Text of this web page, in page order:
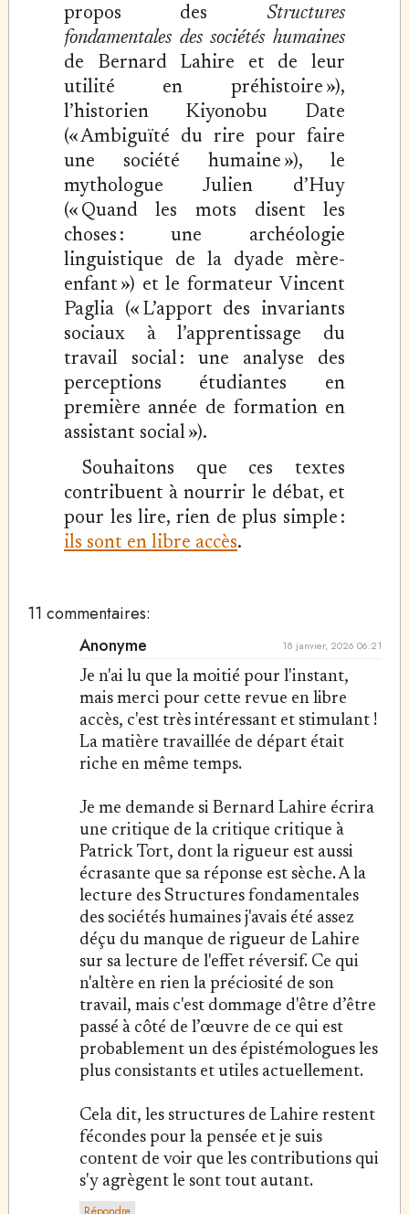
propos des Structures
fondamentales des sociétés humaines
de Bernard Lahire et de leur
utilité en préhistoire »),
l’historien Kiyonobu Date
(« Ambiguïté du rire pour faire
une société humaine »), le
mythologue Julien d’Huy
(« Quand les mots disent les
choses : une archéologie
linguistique de la dyade mère-
enfant ») et le formateur Vincent
Paglia (« L’apport des invariants
sociaux à l’apprentissage du
travail social : une analyse des
perceptions étudiantes en
première année de formation en
assistant social »).
Souhaitons que ces textes
contribuent à nourrir le débat, et
pour les lire, rien de plus simple :
ils sont en libre accès.
11 commentaires:
Anonyme
18 janvier, 2026 06:21
Je n'ai lu que la moitié pour l'instant,
mais merci pour cette revue en libre
accès, c'est très intéressant et stimulant !
La matière travaillée de départ était
riche en même temps.
Je me demande si Bernard Lahire écrira
une critique de la critique critique à
Patrick Tort, dont la rigueur est aussi
écrasante que sa réponse est sèche. A la
lecture des Structures fondamentales
des sociétés humaines j'avais été assez
déçu du manque de rigueur de Lahire
sur sa lecture de l'effet réversif. Ce qui
n'altère en rien la préciosité de son
travail, mais c'est dommage d'être d’être
passé à côté de l’œuvre de ce qui est
probablement un des épistémologues les
plus consistants et utiles actuellement.
Cela dit, les structures de Lahire restent
fécondes pour la pensée et je suis
content de voir que les contributions qui
s'y agrègent le sont tout autant.